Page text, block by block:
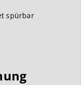
spürbar